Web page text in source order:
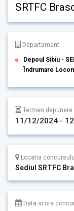
SRTFC
Departament
Depoul Sibiu -
Îndrumare
Termen
11/12/2024 -
Locatia
Sediul SRTFC
Data si ora